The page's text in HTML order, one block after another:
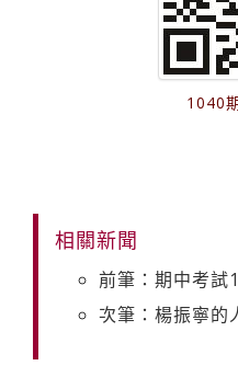
1040
相關新聞
前筆：期中考試
次筆：楊振寧的